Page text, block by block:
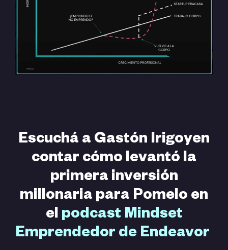
Escuchá a Gastón Irigoyen
contar cómo levantó la
primera inversión
millonaria para Pomelo en
el podcast Mindset
Emprendedor de Endeavor